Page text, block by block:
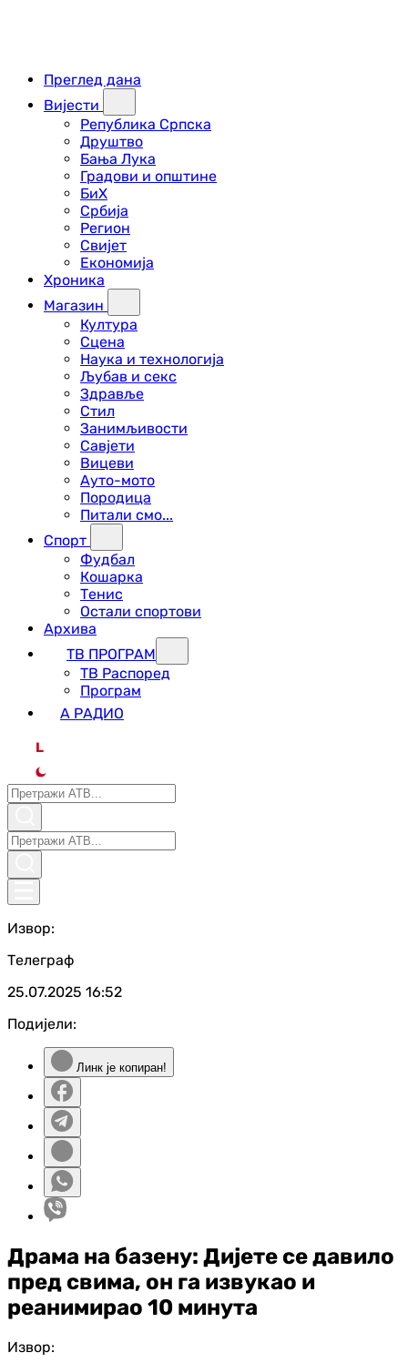
Преглед дана
Вијести
Република Српска
Друштво
Бања Лука
Градови и општине
БиХ
Србија
Регион
Свијет
Економија
Хроника
Магазин
Култура
Сцена
Наука и технологија
Љубав и секс
Здравље
Стил
Занимљивости
Савјети
Вицеви
Ауто-мото
Породица
Питали смо...
Спорт
Фудбал
Кошарка
Тенис
Остали спортови
Архива
ТВ ПРОГРАМ
ТВ Распоред
Програм
А РАДИО
L
Извор:
Телеграф
25.07.2025 16:52
Подијели:
Линк је копиран!
Драма на базену: Дијете се давило
пред свима, он га извукао и
реанимирао 10 минута
Извор: